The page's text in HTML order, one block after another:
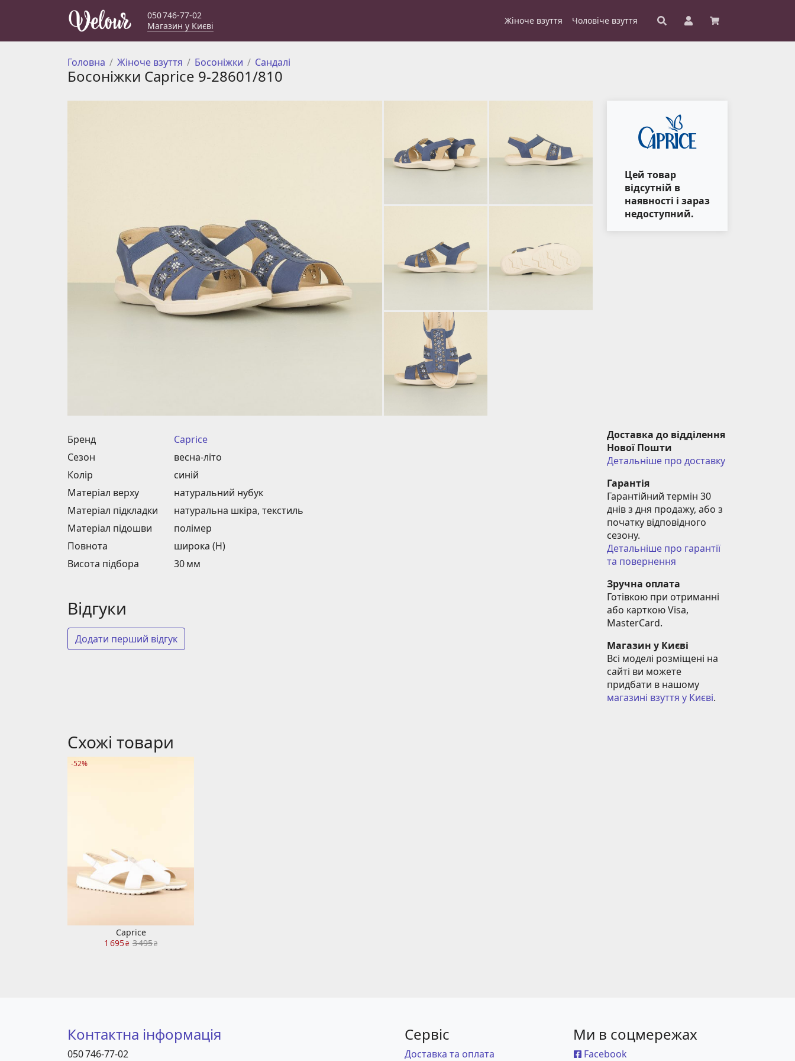
050 746-77-02
Магазин у Києві
Жіноче взуття Чоловіче взуття
Головна Жіноче взуття Босоніжки Сандалі
Босоніжки Caprice 9-28601/810
Цей товар
відсутній в
наявності і зараз
недоступний.
Бренд
Caprice
Сезон
весна-літо
Колір
синій
Матеріал верху
натуральний нубук
Матеріал підкладки
натуральна шкіра, текстиль
Матеріал підошви
полімер
Повнота
широка (H)
Висота підбора
30 мм
Відгуки
Додати перший відгук
Доставка до відділення
Нової Пошти
Детальніше про доставку
Гарантія
Гарантійний термін 30
днів з дня продажу, або з
початку відповідного
сезону.
Детальніше про гарантії
та повернення
Зручна оплата
Готівкою при отриманні
або карткою Visa,
MasterCard.
Магазин у Києві
Всі моделі розміщені на
сайті ви можете
магазині взуття у Києві.
Схожі товари
-52%
Caprice
1 695₴ 3 495₴
Контактна інформація
050 746-77-02
Сервіс
Доставка та оплата
Ми в соцмережах
Facebook